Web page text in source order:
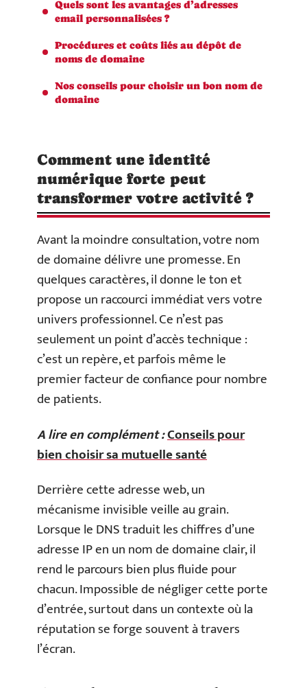
Quels sont les avantages d’adresses
email personnalisées ?
Procédures et coûts liés au dépôt de
noms de domaine
Nos conseils pour choisir un bon nom de
domaine
Comment une identité
numérique forte peut
transformer votre activité ?
Avant la moindre consultation, votre nom
de domaine délivre une promesse. En
quelques caractères, il donne le ton et
propose un raccourci immédiat vers votre
univers professionnel. Ce n’est pas
seulement un point d’accès technique :
c’est un repère, et parfois même le
premier facteur de confiance pour nombre
de patients.
A lire en complément :Conseils pour
bien choisir sa mutuelle santé
Derrière cette adresse web, un
mécanisme invisible veille au grain.
Lorsque le DNS traduit les chiffres d’une
adresse IP en un nom de domaine clair, il
rend le parcours bien plus fluide pour
chacun. Impossible de négliger cette porte
d’entrée, surtout dans un contexte où la
réputation se forge souvent à travers
l’écran.